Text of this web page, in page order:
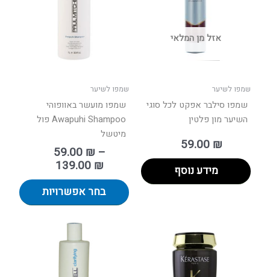
אזל מן המלאי
שמפו לשיער
שמפו סילבר אפקט לכל סוגי
השיער מון פלטין
59.00 ₪
מידע נוסף
שמפו לשיער
שמפו מועשר באוופוהי
Awapuhi Shampoo פול
מיטשל
59.00 ₪ –
139.00 ₪
בחר אפשרויות